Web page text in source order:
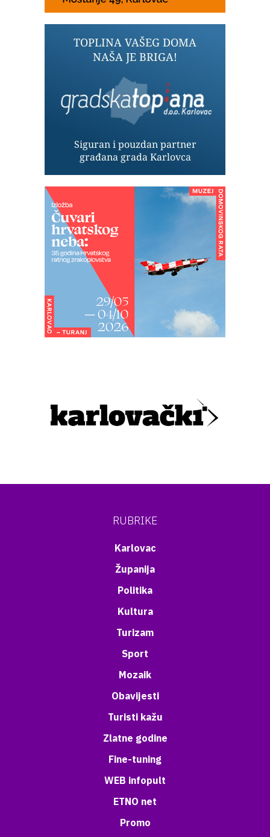
RUBRIKE
Karlovac
Županija
Politika
Kultura
Turizam
Sport
Mozaik
Obavijesti
Turisti kažu
Zlatne godine
Fine-tuning
WEB infopult
ETNO net
Promo